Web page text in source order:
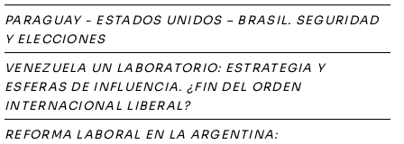
PARAGUAY - ESTADOS UNIDOS – BRASIL. SEGURIDAD
Y ELECCIONES
VENEZUELA UN LABORATORIO: ESTRATEGIA Y
ESFERAS DE INFLUENCIA. ¿FIN DEL ORDEN
INTERNACIONAL LIBERAL?
REFORMA LABORAL EN LA ARGENTINA: